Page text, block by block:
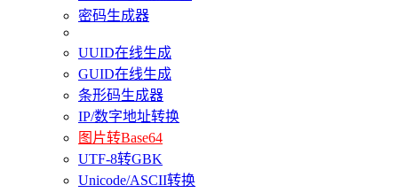
密码生成器
UUID在线生成
GUID在线生成
条形码生成器
IP/数字地址转换
图片转Base64
UTF-8转GBK
Unicode/ASCII转换